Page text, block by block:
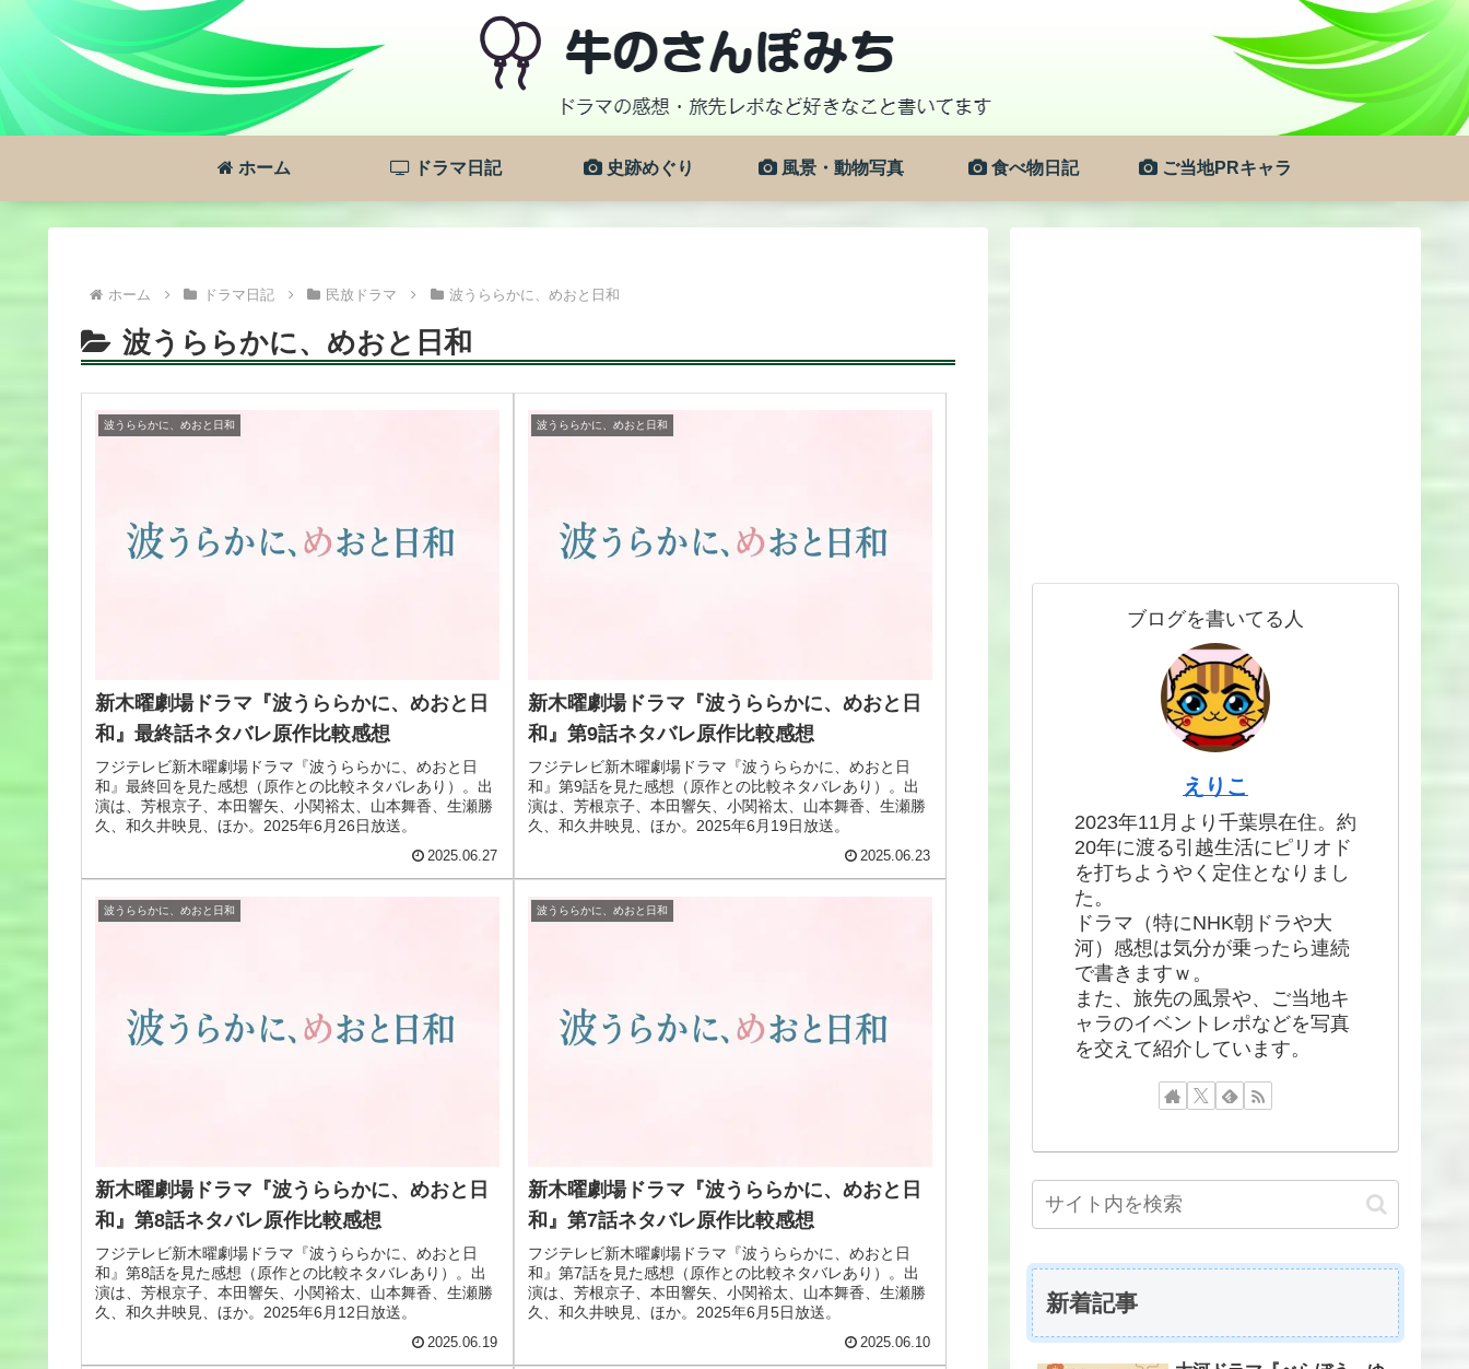
ホーム ドラマ日記 史跡めぐり 風景・動物写真 食べ物日記 ご当地PRキャラ
ホーム ドラマ日記 民放ドラマ 波うららかに、めおと日和
波うららかに、めおと日和
波うららかに、めおと日和
新木曜劇場ドラマ『波うららかに、めおと日
和』最終話ネタバレ原作比較感想
フジテレビ新木曜劇場ドラマ『波うららかに、めおと日
和』最終回を見た感想（原作との比較ネタバレあり）。出
演は、芳根京子、本田響矢、小関裕太、山本舞香、生瀬勝
久、和久井映見、ほか。2025年6月26日放送。
2025.06.27
波うららかに、めおと日和
新木曜劇場ドラマ『波うららかに、めおと日
和』第9話ネタバレ原作比較感想
フジテレビ新木曜劇場ドラマ『波うららかに、めおと日
和』第9話を見た感想（原作との比較ネタバレあり）。出
演は、芳根京子、本田響矢、小関裕太、山本舞香、生瀬勝
久、和久井映見、ほか。2025年6月19日放送。
2025.06.23
波うららかに、めおと日和
新木曜劇場ドラマ『波うららかに、めおと日
和』第8話ネタバレ原作比較感想
フジテレビ新木曜劇場ドラマ『波うららかに、めおと日
和』第8話を見た感想（原作との比較ネタバレあり）。出
演は、芳根京子、本田響矢、小関裕太、山本舞香、生瀬勝
久、和久井映見、ほか。2025年6月12日放送。
2025.06.19
波うららかに、めおと日和
新木曜劇場ドラマ『波うららかに、めおと日
和』第7話ネタバレ原作比較感想
フジテレビ新木曜劇場ドラマ『波うららかに、めおと日
和』第7話を見た感想（原作との比較ネタバレあり）。出
演は、芳根京子、本田響矢、小関裕太、山本舞香、生瀬勝
久、和久井映見、ほか。2025年6月5日放送。
2025.06.10
ブログを書いてる人
えりこ
2023年11月より千葉県在住。約
20年に渡る引越生活にピリオド
を打ちようやく定住となりまし
た。
ドラマ（特にNHK朝ドラや大
河）感想は気分が乗ったら連続
で書きますｗ。
また、旅先の風景や、ご当地キ
ャラのイベントレポなどを写真
を交えて紹介しています。
新着記事